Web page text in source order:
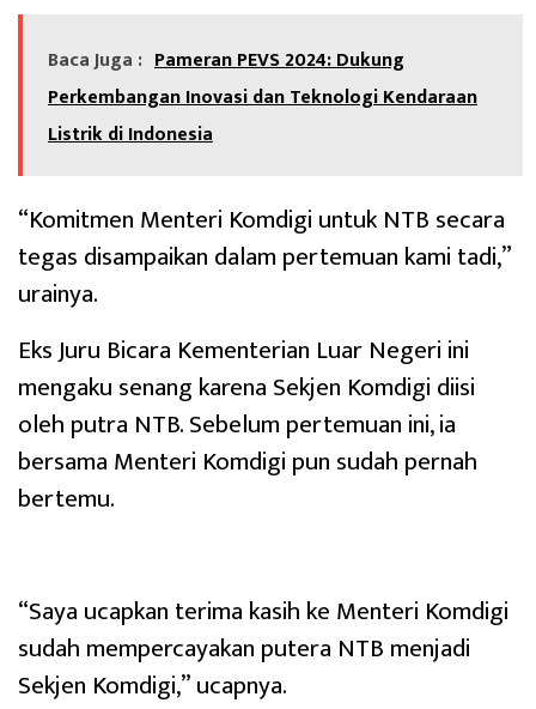
Baca Juga : Pameran PEVS 2024: Dukung
Perkembangan Inovasi dan Teknologi Kendaraan
Listrik di Indonesia
“Komitmen Menteri Komdigi untuk NTB secara
tegas disampaikan dalam pertemuan kami tadi,”
urainya.
Eks Juru Bicara Kementerian Luar Negeri ini
mengaku senang karena Sekjen Komdigi diisi
oleh putra NTB. Sebelum pertemuan ini, ia
bersama Menteri Komdigi pun sudah pernah
bertemu.
“Saya ucapkan terima kasih ke Menteri Komdigi
sudah mempercayakan putera NTB menjadi
Sekjen Komdigi,” ucapnya.